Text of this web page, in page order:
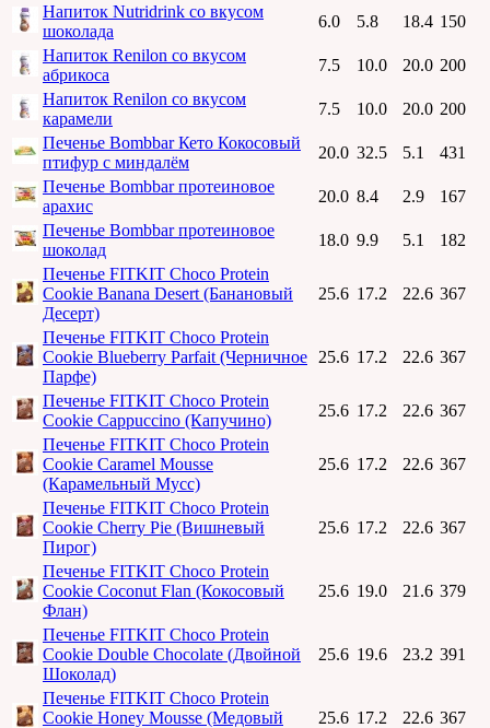
Напиток Nutridrink со вкусом
шоколада
6.0 5.8 18.4 150
Напиток Renilon со вкусом
абрикоса
7.5 10.0 20.0 200
Напиток Renilon со вкусом
карамели
7.5 10.0 20.0 200
Печенье Bombbar Кето Кокосовый
птифур с миндалём
20.0 32.5 5.1
431
Печенье Bombbar протеиновое
арахис
20.0 8.4 2.9
167
Печенье Bombbar протеиновое
шоколад
18.0 9.9 5.1
182
Печенье FITKIT Choco Protein
Cookie Banana Desert (Банановый
Десерт)
25.6 17.2 22.6 367
Печенье FITKIT Choco Protein
Cookie Blueberry Parfait (Черничное
Парфе)
25.6 17.2 22.6 367
Печенье FITKIT Choco Protein
Cookie Cappuccino (Капучино)
25.6 17.2 22.6 367
Печенье FITKIT Choco Protein
Cookie Caramel Mousse
(Карамельный Мусс)
25.6 17.2 22.6 367
Печенье FITKIT Choco Protein
Cookie Cherry Pie (Вишневый
Пирог)
25.6 17.2 22.6 367
Печенье FITKIT Choco Protein
Cookie Coconut Flan (Кокосовый
Флан)
25.6 19.0 21.6 379
Печенье FITKIT Choco Protein
Cookie Double Chocolate (Двойной
Шоколад)
25.6 19.6 23.2 391
Печенье FITKIT Choco Protein
Cookie Honey Mousse (Медовый
25.6 17.2 22.6 367